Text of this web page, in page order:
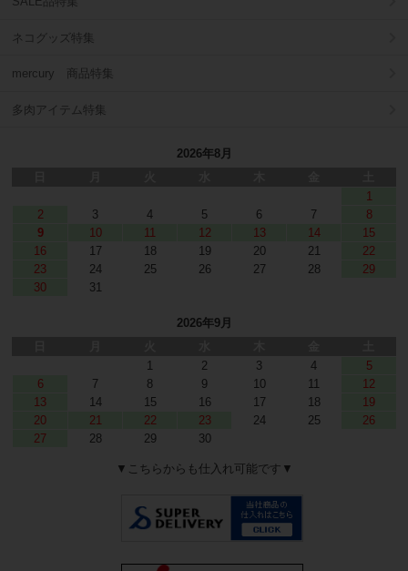
ネコグッズ特集
mercury 商品特集
多肉アイテム特集
2026年8月
1
2
3 4 5 6 7
8
9
10 11 12 13 14
15
16
17 18 19 20 21
22
23
24 25 26 27 28
29
30
31
2026年9月
1
2 3 4
5
6
7 8 9 10 11
12
13
14 15 16 17 18
19
20
21 22 23 24 25
26
27
28 29 30
▼こちらからも仕入れ可能です▼